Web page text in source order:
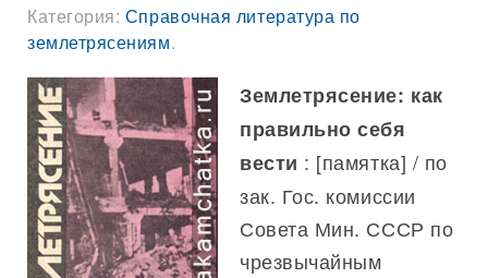
Категория: Справочная литература по
землетрясениям.
Землетрясение: как
правильно себя
вести : [памятка] / по
зак. Гос. комиссии
Совета Мин. СССР по
чрезвычайным